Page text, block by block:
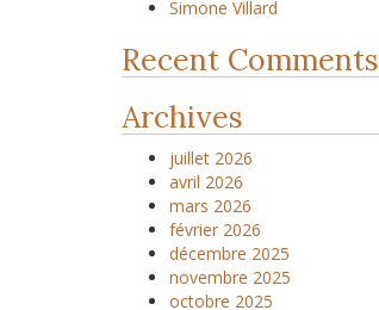
Simone Villard
Recent Comments
Archives
juillet 2026
avril 2026
mars 2026
février 2026
décembre 2025
novembre 2025
octobre 2025